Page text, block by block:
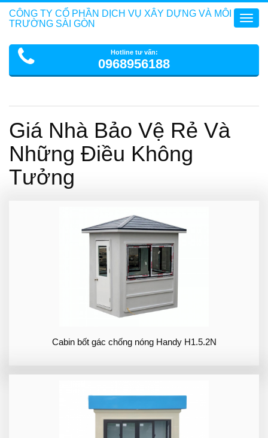
CÔNG TY CỔ PHẦN DỊCH VỤ XÂY DỰNG VÀ MÔI
TRƯỜNG SÀI GÒN
Hotline tư vấn:
0968956188
Giá Nhà Bảo Vệ Rẻ Và
Những Điều Không
Tưởng
Cabin bốt gác chống nóng Handy H1.5.2N